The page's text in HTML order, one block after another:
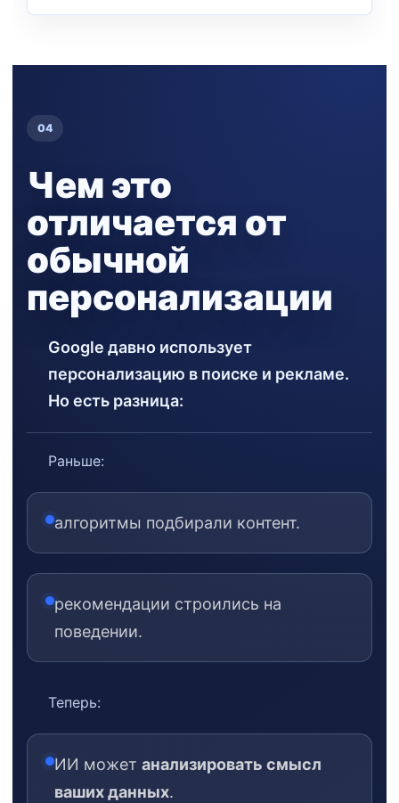
04
Чем это
отличается от
обычной
персонализации
Google давно использует
персонализацию в поиске и рекламе.
Но есть разница:
Раньше:
алгоритмы подбирали контент.
рекомендации строились на
поведении.
Теперь:
ИИ может анализировать смысл
ваших данных.